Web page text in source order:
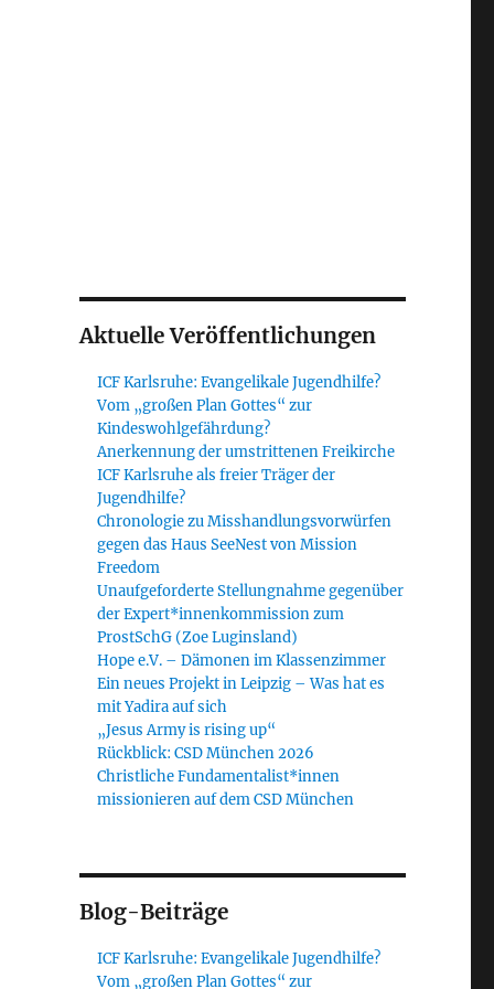
Aktuelle Veröffentlichungen
ICF Karlsruhe: Evangelikale Jugendhilfe?
Vom „großen Plan Gottes“ zur
Kindeswohlgefährdung?
Anerkennung der umstrittenen Freikirche
ICF Karlsruhe als freier Träger der
Jugendhilfe?
Chronologie zu Misshandlungsvorwürfen
gegen das Haus SeeNest von Mission
Freedom
Unaufgeforderte Stellungnahme gegenüber
der Expert*innenkommission zum
ProstSchG (Zoe Luginsland)
Hope e.V. – Dämonen im Klassenzimmer
Ein neues Projekt in Leipzig – Was hat es
mit Yadira auf sich
„Jesus Army is rising up“
Rückblick: CSD München 2026
Christliche Fundamentalist*innen
missionieren auf dem CSD München
Blog-Beiträge
ICF Karlsruhe: Evangelikale Jugendhilfe?
Vom „großen Plan Gottes“ zur